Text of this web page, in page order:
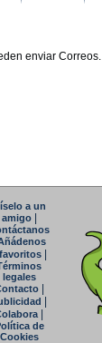
enviar Correos.
a un
amigo|
legales
|
|
de
Cookies